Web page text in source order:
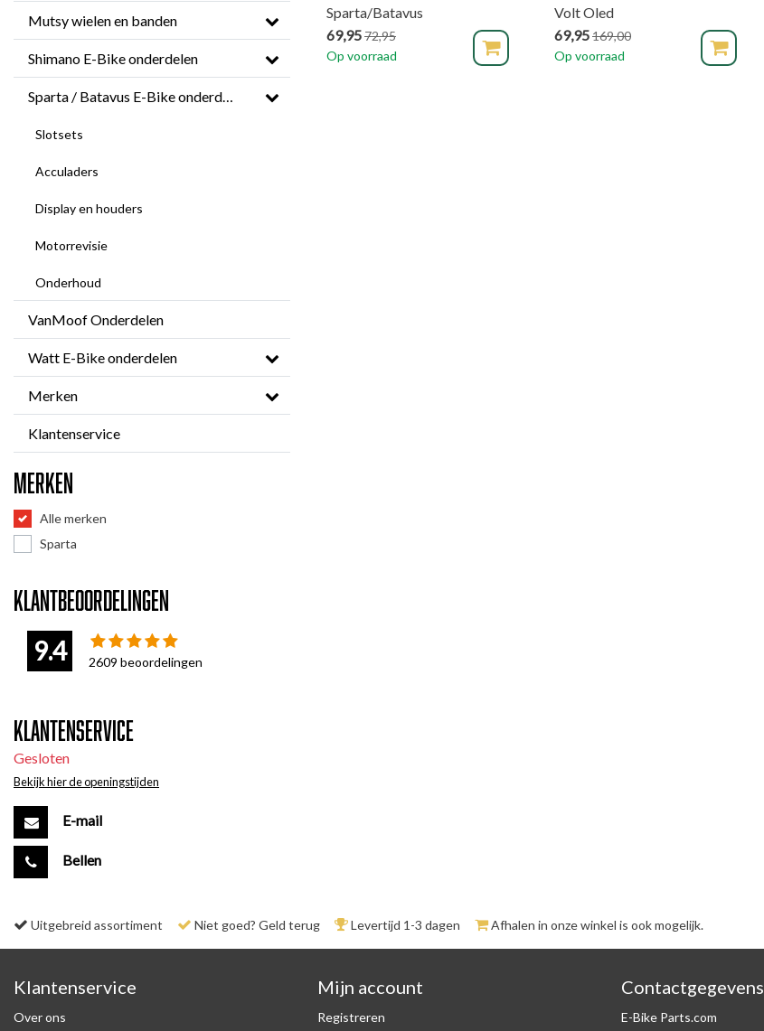
Mutsy wielen en banden
Shimano E-Bike onderdelen
Sparta / Batavus E-Bike onderdelen
Slotsets
Acculaders
Display en houders
Motorrevisie
Onderhoud
VanMoof Onderdelen
Watt E-Bike onderdelen
Merken
Klantenservice
Merken
Alle merken
Sparta
Klantbeoordelingen
9.4
2609 beoordelingen
Klantenservice
Gesloten
Bekijk hier de openingstijden
E-mail
Bellen
Sparta/Batavus
69,9572,95
Op voorraad
Volt Oled
69,95169,00
Op voorraad
Uitgebreid assortiment Niet goed? Geld terug Levertijd 1-3 dagen Afhalen in onze winkel is ook mogelijk.
Klantenservice
Over ons
Mijn account
Registreren
Contactgegevens
E-Bike Parts.com